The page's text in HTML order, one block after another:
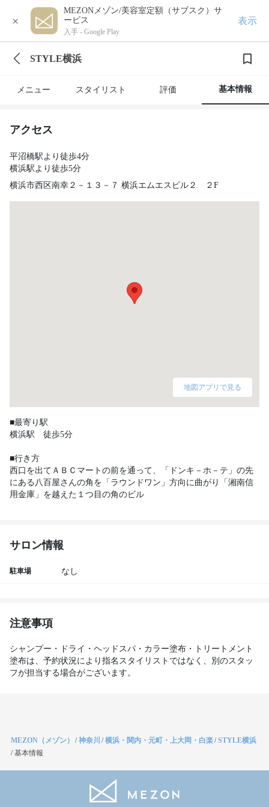
×
MEZONメゾン/美容室定額（サブスク）サ
ービス
入手 - Google Play
表示
STYLE横浜
メニュー スタイリスト 評価 基本情報
アクセス
平沼橋駅より徒歩4分
横浜駅より徒歩5分
横浜市西区南幸２－１３－７ 横浜エムエスビル２ ２F
地図アプリで見る
■最寄り駅
横浜駅　徒歩5分
■行き方
西口を出てＡＢＣマートの前を通って、「ドンキ－ホ－テ」の先
にある八百屋さんの角を「ラウンドワン」方向に曲がり「湘南信
用金庫」を越えた１つ目の角のビル
サロン情報
駐車場 なし
注意事項
シャンプー・ドライ・ヘッドスパ・カラー塗布・トリートメント
塗布は、予約状況により指名スタイリストではなく、別のスタッ
フが担当する場合がございます。
MEZON（メゾン） /神奈川 /横浜・関内・元町・上大岡・白楽/STYLE横浜
/基本情報